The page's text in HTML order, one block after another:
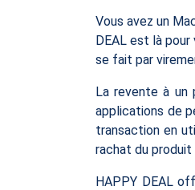
Vous avez un
DEAL est là
se fait par
La revente à un
applications de
transaction en
rachat du
HAPPY DEAL